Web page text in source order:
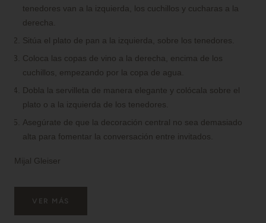
tenedores van a la izquierda, los cuchillos y cucharas a la
derecha.
Sitúa el plato de pan a la izquierda, sobre los tenedores.
Coloca las copas de vino a la derecha, encima de los
cuchillos, empezando por la copa de agua.
Dobla la servilleta de manera elegante y colócala sobre el
plato o a la izquierda de los tenedores.
Asegúrate de que la decoración central no sea demasiado
alta para fomentar la conversación entre invitados.
Mijal Gleiser
VER MÁS